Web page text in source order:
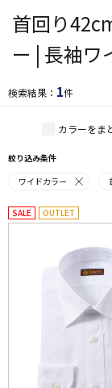
首回り
ー | 長袖ワ
検索結果： 1件
カラーをま
絞り込み条件
ワイドカラー
SALE OUTLET